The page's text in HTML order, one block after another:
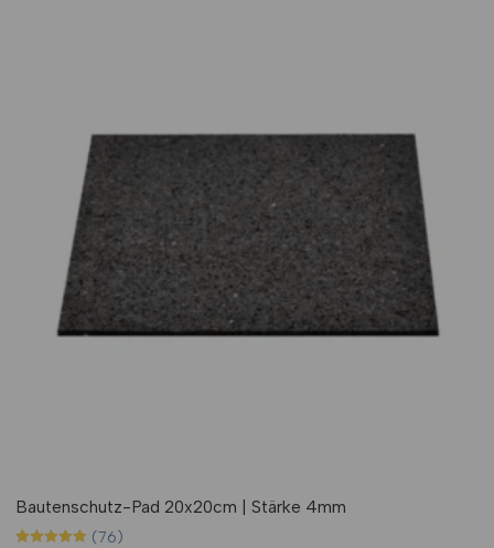
Bautenschutz-Pad 20x20cm | Stärke 4mm
(76)